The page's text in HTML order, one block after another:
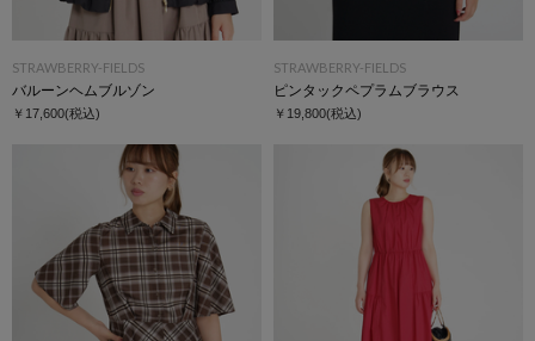
STRAWBERRY-FIELDS
バルーンヘムブルゾン
￥17,600(税込)
STRAWBERRY-FIELDS
ピンタックペプラムブラウス
￥19,800(税込)